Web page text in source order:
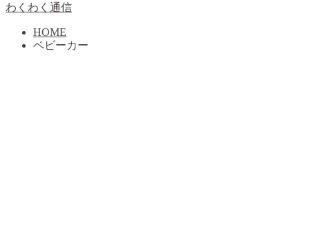
わくわく通信
HOME
ベビーカー